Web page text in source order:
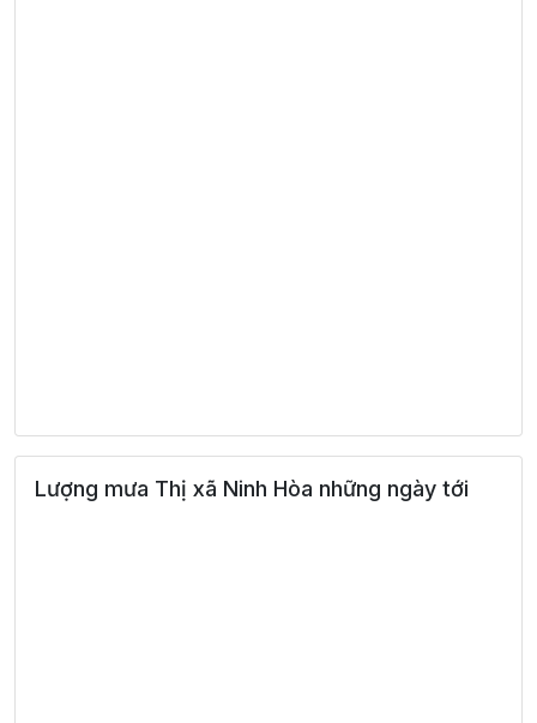
Lượng mưa Thị xã Ninh Hòa những ngày tới